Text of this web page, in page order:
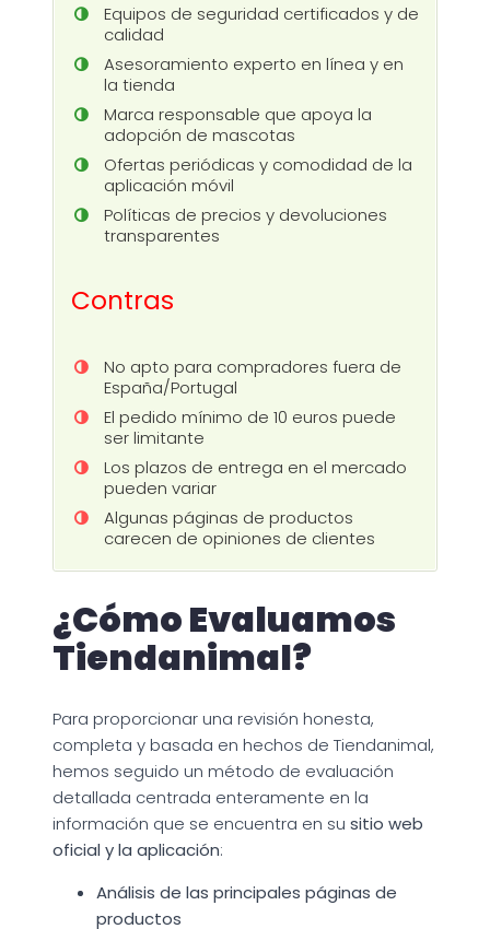
Equipos de seguridad certificados y de
calidad
Asesoramiento experto en línea y en
la tienda
Marca responsable que apoya la
adopción de mascotas
Ofertas periódicas y comodidad de la
aplicación móvil
Políticas de precios y devoluciones
transparentes
Contras
No apto para compradores fuera de
España/Portugal
El pedido mínimo de 10 euros puede
ser limitante
Los plazos de entrega en el mercado
pueden variar
Algunas páginas de productos
carecen de opiniones de clientes
¿Cómo Evaluamos
Tiendanimal?
Para proporcionar una revisión honesta,
completa y basada en hechos de Tiendanimal,
hemos seguido un método de evaluación
detallada centrada enteramente en la
información que se encuentra en su sitio web
oficial y la aplicación:
Análisis de las principales páginas de
productos